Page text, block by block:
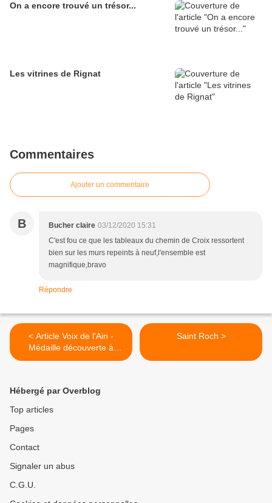
On a encore trouvé un trésor...
Les vitrines de Rignat
Commentaires
Ajouter un commentaire
B Bucher claire 03/12/2020 15:31
C'est fou ce que les tableaux du chemin de Croix ressortent
bien sur les murs repeints à neuf,l'ensemble est
magnifique,bravo
Répondre
< Article Voix de l'Ain -
Médaille découverte à
Rignat
Saint Roch >
Hébergé par Overblog
Top articles
Pages
Contact
Signaler un abus
C.G.U.